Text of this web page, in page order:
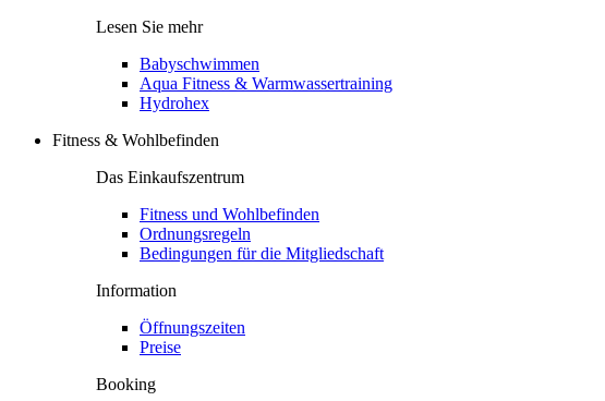
Lesen Sie mehr
Babyschwimmen
Aqua Fitness & Warmwassertraining
Hydrohex
Fitness & Wohlbefinden
Das Einkaufszentrum
Fitness und Wohlbefinden
Ordnungsregeln
Bedingungen für die Mitgliedschaft
Information
Öffnungszeiten
Preise
Booking